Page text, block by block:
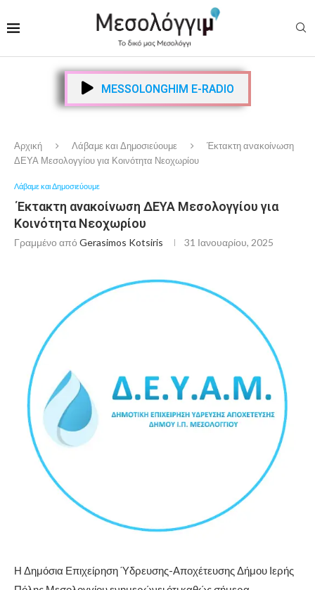
MESSOLONGHIM E-RADIO
Αρχική Λάβαμε και Δημοσιεύουμε
Έκτακτη ανακοίνωση
ΔΕΥΑ Μεσολογγίου για Κοινότητα Νεοχωρίου
Λάβαμε και Δημοσιεύουμε
Έκτακτη ανακοίνωση ΔΕΥΑ Μεσολογγίου για
Κοινότητα Νεοχωρίου
Γραμμένο από Gerasimos Kotsiris 31 Ιανουαρίου, 2025
Η Δημόσια Επιχείρηση Ύδρευσης-Αποχέτευσης Δήμου Ιερής